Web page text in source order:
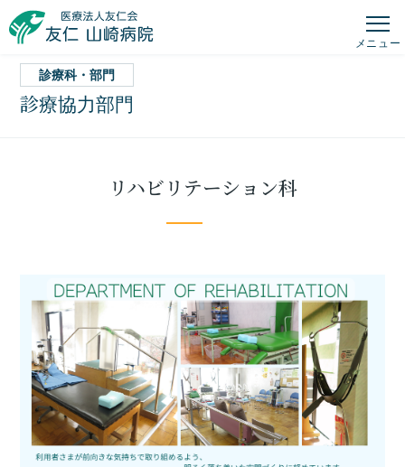
メニュー
診療科・部門
診療協力部門
リハビリテーション科